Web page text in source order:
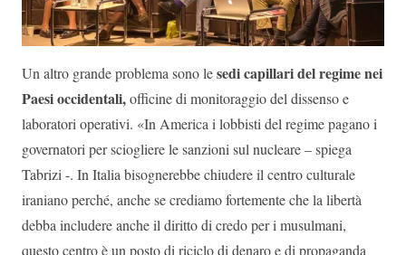
Un altro grande problema sono lesedi capillari del regime nei
Paesi occidentali,officine di monitoraggio del dissenso e
laboratori operativi. «In America i lobbisti del regime pagano i
governatori per sciogliere le sanzioni sul nucleare – spiega
Tabrizi -. In Italia bisognerebbe chiudere il centro culturale
iraniano perché, anche se crediamo fortemente che la libertà
debba includere anche il diritto di credo per i musulmani,
questo centro è un posto di riciclo di denaro e di propaganda